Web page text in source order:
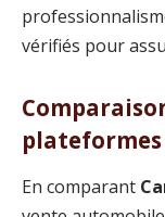
vérifiés pour
plateformes
En comparant